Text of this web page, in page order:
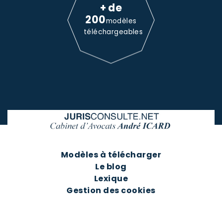
+ de
200modèles
téléchargeables
Modèles à télécharger
Le blog
Lexique
Gestion des cookies